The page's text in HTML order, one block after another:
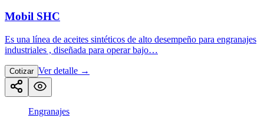
Mobil SHC
Es una línea de aceites sintéticos de alto desempeño para engranajes
industriales , diseñada para operar bajo…
Cotizar Ver detalle →
Engranajes